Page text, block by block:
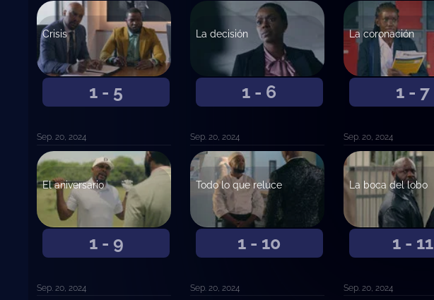
1 - 5
Crisis
Sep. 20, 2024
1 - 6
La decisión
Sep. 20, 2024
1 - 7
La coronación
Sep. 20, 2024
1 - 9
El aniversario
Sep. 20, 2024
1 - 10
Todo lo que reluce
Sep. 20, 2024
1 - 11
La boca del lobo
Sep. 20, 2024